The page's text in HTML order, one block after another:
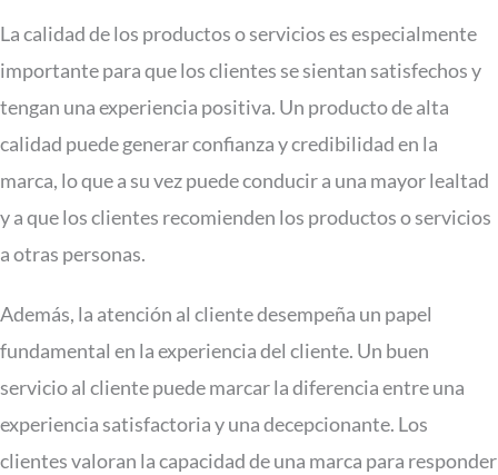
La calidad de los productos o servicios es especialmente
importante para que los clientes se sientan satisfechos y
tengan una experiencia positiva. Un producto de alta
calidad puede generar confianza y credibilidad en la
marca, lo que a su vez puede conducir a una mayor lealtad
y a que los clientes recomienden los productos o servicios
a otras personas.
Además, la atención al cliente desempeña un papel
fundamental en la experiencia del cliente. Un buen
servicio al cliente puede marcar la diferencia entre una
experiencia satisfactoria y una decepcionante. Los
clientes valoran la capacidad de una marca para responder